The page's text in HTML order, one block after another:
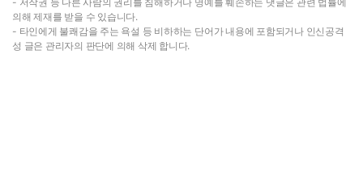
의해 제재를 받을 수 있습니다.
- 타인에게 불쾌감을 주는 욕설 등 비하하는 단어가 내용에 포함되거나 인신공격
성 글은 관리자의 판단에 의해 삭제 합니다.